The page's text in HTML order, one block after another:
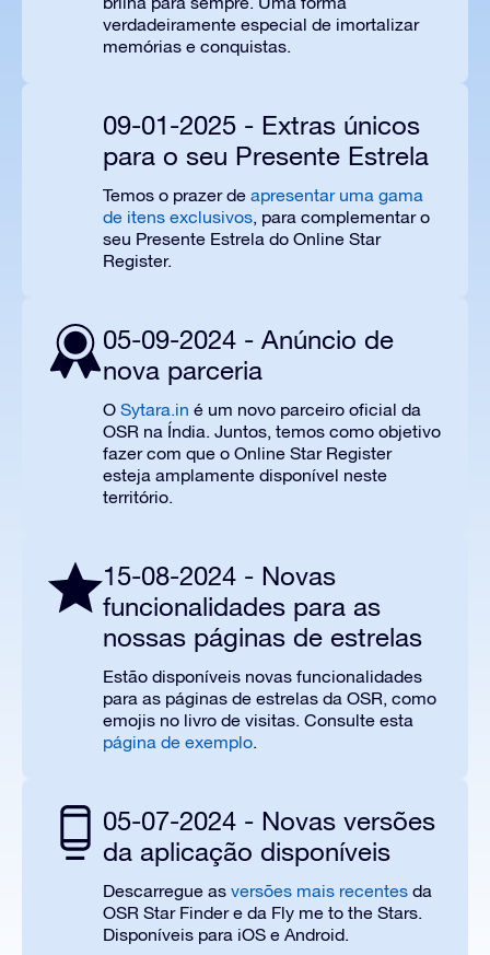
verdadeiramente especial de imortalizar
memórias e conquistas.
09-01-2025 - Extras únicos
para o seu Presente Estrela
Temos o prazer de apresentar uma gama
de itens exclusivos, para complementar o
seu Presente Estrela do Online Star
Register.
05-09-2024 - Anúncio de
nova parceria
O Sytara.in é um novo parceiro oficial da
OSR na Índia. Juntos, temos como objetivo
fazer com que o Online Star Register
esteja amplamente disponível neste
território.
15-08-2024 - Novas
funcionalidades para as
nossas páginas de estrelas
Estão disponíveis novas funcionalidades
para as páginas de estrelas da OSR, como
emojis no livro de visitas. Consulte esta
página de exemplo.
05-07-2024 - Novas versões
da aplicação disponíveis
Descarregue as versões mais recentes da
OSR Star Finder e da Fly me to the Stars.
Disponíveis para iOS e Android.